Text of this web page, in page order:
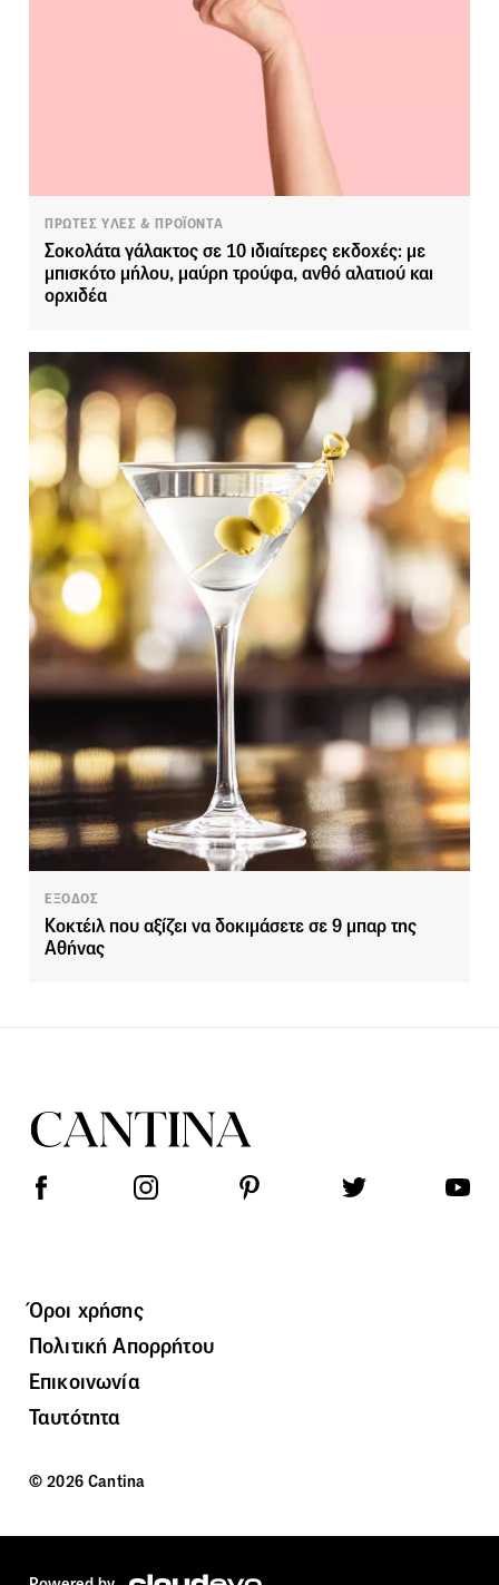
ΠΡΩΤΕΣ ΥΛΕΣ & ΠΡΟΪΟΝΤΑ
Σοκολάτα γάλακτος σε 10 ιδιαίτερες εκδοχές: με
μπισκότο μήλου, μαύρη τρούφα, ανθό αλατιού και
ορχιδέα
ΕΞΟΔΟΣ
Κοκτέιλ που αξίζει να δοκιμάσετε σε 9 μπαρ της
Αθήνας
Όροι χρήσης
Πολιτική Απορρήτου
Επικοινωνία
Ταυτότητα
© 2026 Cantina